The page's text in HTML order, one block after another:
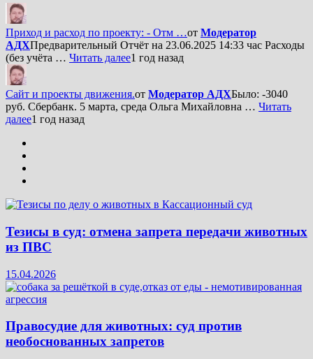
Приход и расход по проекту: - Отм …от Модератор
АДХПредварительный Отчёт на 23.06.2025 14:33 час Расходы
(без учёта … Читать далее1 год назад
Сайт и проекты движения.от Модератор АДХБыло: -3040
руб. Сбербанк. 5 марта, среда Ольга Михайловна … Читать
далее1 год назад
Тезисы в суд: отмена запрета передачи животных
из ПВС
15.04.2026
Правосудие для животных: суд против
необоснованных запретов